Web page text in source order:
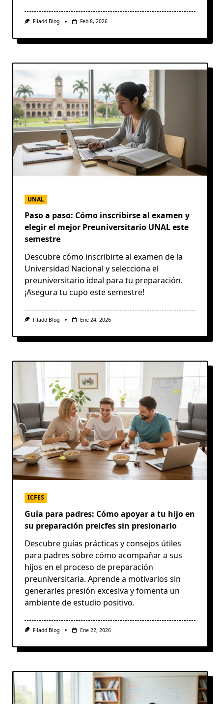
Filadd Blog Feb 8, 2026
UNAL
Paso a paso: Cómo inscribirse al examen y
elegir el mejor Preuniversitario UNAL este
semestre
Descubre cómo inscribirte al examen de la
Universidad Nacional y selecciona el
preuniversitario ideal para tu preparación.
¡Asegura tu cupo este semestre!
Filadd Blog Ene 24, 2026
ICFES
Guía para padres: Cómo apoyar a tu hijo en
su preparación preicfes sin presionarlo
Descubre guías prácticas y consejos útiles
para padres sobre cómo acompañar a sus
hijos en el proceso de preparación
preuniversitaria. Aprende a motivarlos sin
generarles presión excesiva y fomenta un
ambiente de estudio positivo.
Filadd Blog Ene 22, 2026